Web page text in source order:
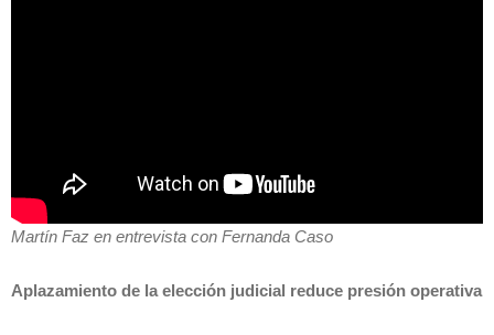
Martín Faz en entrevista con Fernanda Caso
Aplazamiento de la elección judicial reduce presión operativa